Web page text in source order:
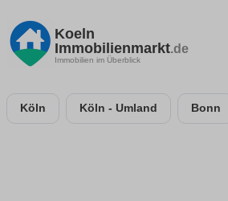
Koeln
Immobilienmarkt.de
Immobilien im Überblick
Köln Köln - Umland Bonn